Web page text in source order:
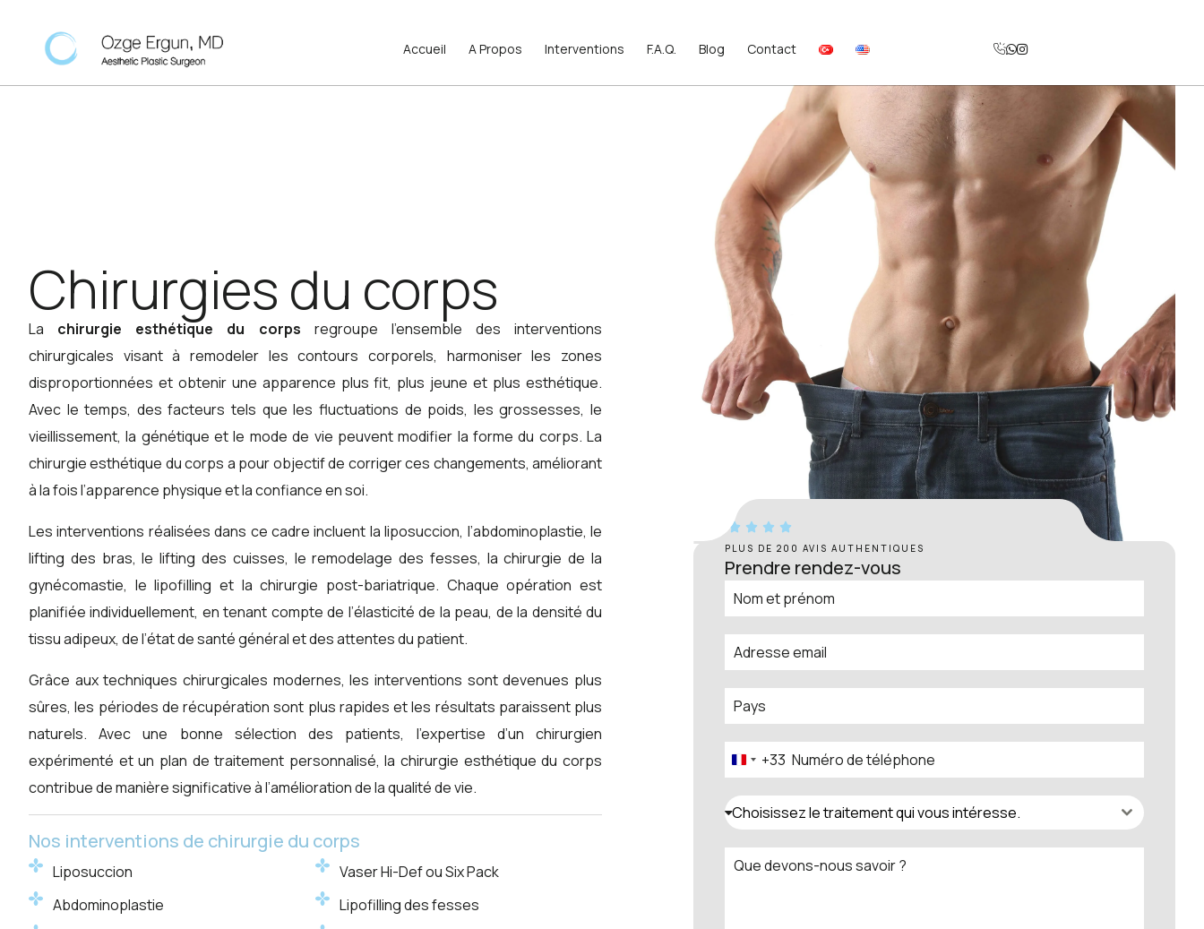
Accueil A Propos Interventions F.A.Q. Blog Contact
Accueil A Propos Interventions F.A.Q. Blog Contact
Chirurgies du corps
La chirurgie esthétique du corps regroupe l’ensemble des interventions
chirurgicales visant à remodeler les contours corporels, harmoniser les zones
disproportionnées et obtenir une apparence plus fit, plus jeune et plus esthétique.
Avec le temps, des facteurs tels que les fluctuations de poids, les grossesses, le
vieillissement, la génétique et le mode de vie peuvent modifier la forme du corps. La
chirurgie esthétique du corps a pour objectif de corriger ces changements, améliorant
à la fois l’apparence physique et la confiance en soi.
Les interventions réalisées dans ce cadre incluent la liposuccion, l’abdominoplastie, le
lifting des bras, le lifting des cuisses, le remodelage des fesses, la chirurgie de la
gynécomastie, le lipofilling et la chirurgie post-bariatrique. Chaque opération est
planifiée individuellement, en tenant compte de l’élasticité de la peau, de la densité du
tissu adipeux, de l’état de santé général et des attentes du patient.
Grâce aux techniques chirurgicales modernes, les interventions sont devenues plus
sûres, les périodes de récupération sont plus rapides et les résultats paraissent plus
naturels. Avec une bonne sélection des patients, l’expertise d’un chirurgien
expérimenté et un plan de traitement personnalisé, la chirurgie esthétique du corps
contribue de manière significative à l’amélioration de la qualité de vie.
Nos interventions de chirurgie du corps
Liposuccion
Abdominoplastie
Vaser Hi-Def ou Six Pack
Lipofilling des fesses
PLUS DE 200 AVIS AUTHENTIQUES
Prendre rendez-vous
France
+33
+33
Choisissez le traitement qui vous intéresse.